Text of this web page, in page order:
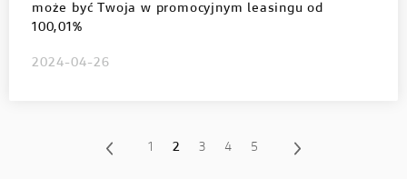
może być Twoja w promocyjnym leasingu od
100,01%
2024-04-26
1 2 3 4 5